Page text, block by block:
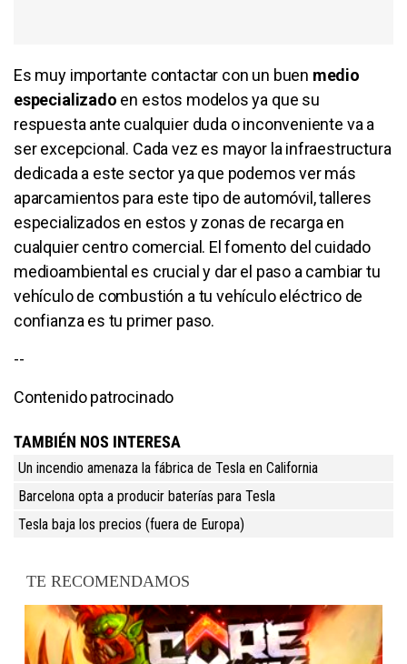
Es muy importante contactar con un buen medio
especializado en estos modelos ya que su
respuesta ante cualquier duda o inconveniente va a
ser excepcional. Cada vez es mayor la infraestructura
dedicada a este sector ya que podemos ver más
aparcamientos para este tipo de automóvil, talleres
especializados en estos y zonas de recarga en
cualquier centro comercial. El fomento del cuidado
medioambiental es crucial y dar el paso a cambiar tu
vehículo de combustión a tu vehículo eléctrico de
confianza es tu primer paso.
--
Contenido patrocinado
TAMBIÉN NOS INTERESA
Un incendio amenaza la fábrica de Tesla en California
Barcelona opta a producir baterías para Tesla
Tesla baja los precios (fuera de Europa)
TE RECOMENDAMOS